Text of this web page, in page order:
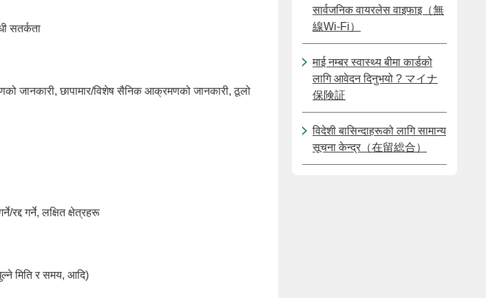
सतर्कता
जानकारी, छापामार/विशेष सैनिक आक्रमणको जानकारी, ठूलो
रद्द गर्ने, लक्षित क्षेत्रहरू
मिति र समय, आदि)
सार्वजनिक वायरलेस वाइफाइ（無
線Wi-Fi）
माई नम्बर स्वास्थ्य बीमा कार्डको
लागि आवेदन दिनुभयो ? マイナ
保険証
विदेशी बासिन्दाहरूको लागि सामान्य
सूचना केन्द्र（在留総合）